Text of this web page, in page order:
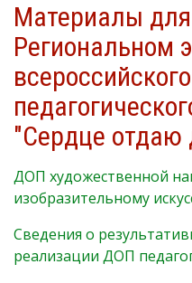
Материалы
Региональном
"Сердце отдаю
ДОП художественной
изобразительному
Сведения о
реализации ДОП